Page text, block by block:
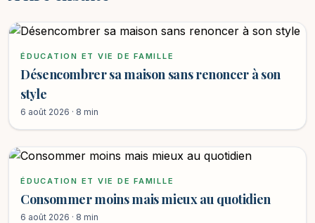
ÉDUCATION ET VIE DE FAMILLE
Désencombrer sa maison sans renoncer à son
style
6 août 2026 · 8 min
ÉDUCATION ET VIE DE FAMILLE
Consommer moins mais mieux au quotidien
6 août 2026 · 8 min